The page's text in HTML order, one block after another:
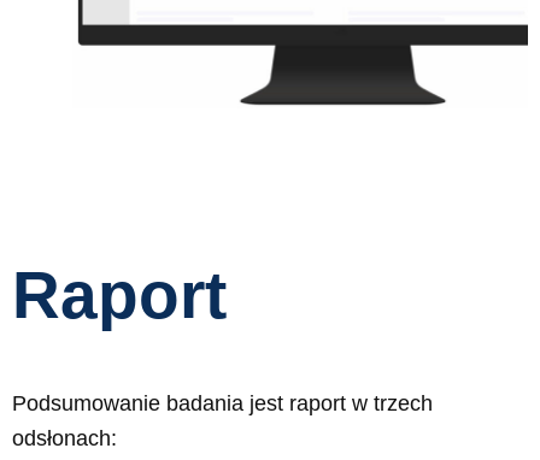
Raport
Podsumowanie badania jest raport w trzech
odsłonach: